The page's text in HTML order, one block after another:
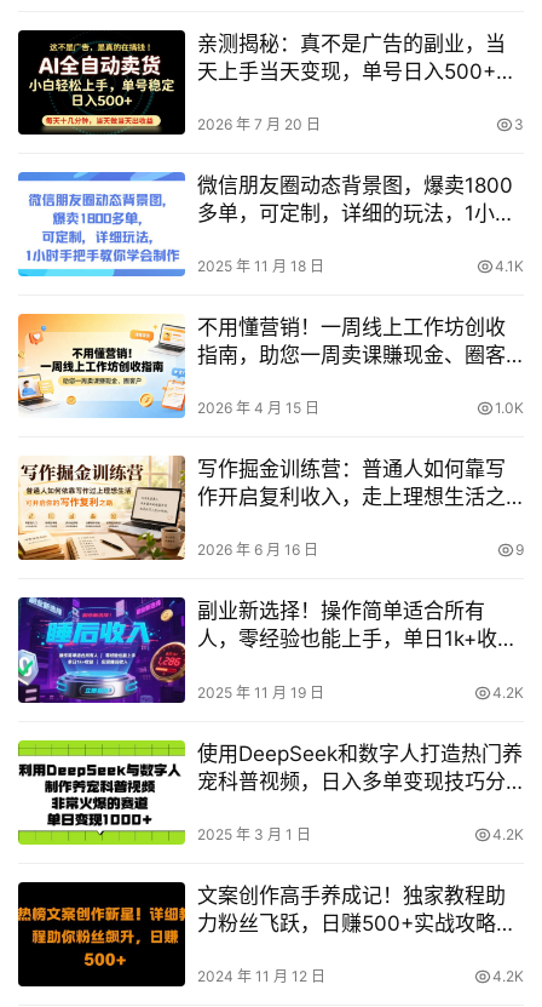
亲测揭秘：真不是广告的副业，当
天上手当天变现，单号日入500+能
2026 年 7 月 20 日 3
微信朋友圈动态背景图，爆卖1800
多单，可定制，详细的玩法，1小时
2025 年 11 月 18 日 4.1K
不用懂营销！一周线上工作坊创收
指南，助您一周卖课賺现金、圈客
2026 年 4 月 15 日 1.0K
写作掘金训练营：普通人如何靠写
作开启复利收入，走上理想生活之
2026 年 6 月 16 日 9
副业新选择！操作简单适合所有
人，零经验也能上手，单日1k+收
2025 年 11 月 19 日 4.2K
使用DeepSeek和数字人打造热门养
宠科普视频，日入多单变现技巧分
2025 年 3 月 1 日 4.2K
文案创作高手养成记！独家教程助
力粉丝飞跃，日赚500+实战攻略大
2024 年 11 月 12 日 4.2K